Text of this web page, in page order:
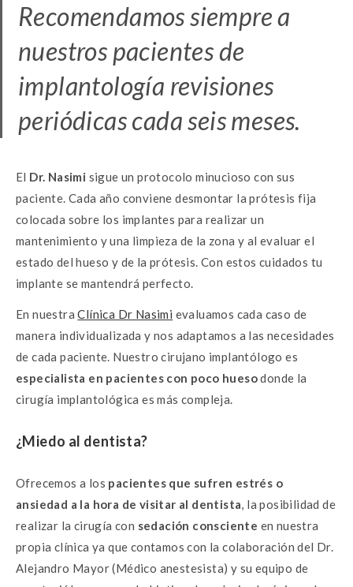
Recomendamos siempre a
nuestros pacientes de
implantología revisiones
periódicas cada seis meses.
El Dr. Nasimi sigue un protocolo minucioso con sus
paciente. Cada año conviene desmontar la prótesis fija
colocada sobre los implantes para realizar un
mantenimiento y una limpieza de la zona y al evaluar el
estado del hueso y de la prótesis. Con estos cuidados tu
implante se mantendrá perfecto.
En nuestraClínica Dr Nasimi evaluamos cada caso de
manera individualizada y nos adaptamos a las necesidades
de cada paciente. Nuestro cirujano implantólogo es
especialista en pacientes con poco huesodonde la
cirugía implantológica es más compleja.
¿Miedo al dentista?
Ofrecemos a los pacientes que sufren estrés o
ansiedad a la hora de visitar al dentista, la posibilidad de
realizar la cirugía con sedación consciente en nuestra
propia clínica ya que contamos con la colaboración del Dr.
Alejandro Mayor (Médico anestesista) y su equipo de